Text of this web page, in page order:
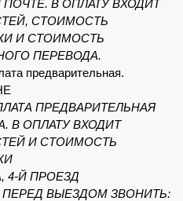
В ОПЛАТУ ВХОДИТ
СТОИМОСТЬ
И СТОИМОСТЬ
ПЕРЕВОДА.
предварительная.
ПРЕДВАРИТЕЛЬНАЯ
В ОПЛАТУ ВХОДИТ
И СТОИМОСТЬ
4-Й ПРОЕЗД
ПЕРЕД ВЫЕЗДОМ ЗВОНИТЬ: